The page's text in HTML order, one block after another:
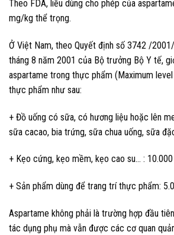
Theo FDA, liều dùng cho phép của
mg/kg thể trọng.
Ở Việt Nam, theo Quyết định số 3742 /
tháng 8 năm 2001 của Bộ trưởng Bộ Y tế,
aspartame trong thực phẩm (Maximum
thực phẩm như sau:
+ Đồ uống có sữa, có hương liệu hoặc lên
sữa cacao, bia trứng, sữa chua uống, sữa
+ Kẹo cứng, kẹo mềm, kẹo cao su… :
+ Sản phẩm dùng để trang trí thực phẩm:
Aspartame không phải là trường hợp đầu
tác dụng phụ mà vẫn được các cơ quan